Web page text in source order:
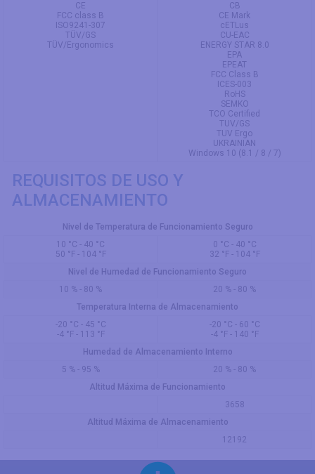
CE
FCC class B
ISO9241-307
TÜV/GS
TÜV/Ergonomics
CB
CE Mark
cETLus
CU-EAC
ENERGY STAR 8.0
EPA
EPEAT
FCC Class B
ICES-003
RoHS
SEMKO
TCO Certified
TUV/GS
TUV Ergo
UKRAINIAN
Windows 10 (8.1 / 8 / 7)
REQUISITOS DE USO Y
ALMACENAMIENTO
Nivel de Temperatura de Funcionamiento Seguro
10 °C - 40 °C
50 °F - 104 °F
0 °C - 40 °C
32 °F - 104 °F
Nivel de Humedad de Funcionamiento Seguro
10 % - 80 %
20 % - 80 %
Temperatura Interna de Almacenamiento
-20 °C - 45 °C
-4 °F - 113 °F
-20 °C - 60 °C
-4 °F - 140 °F
Humedad de Almacenamiento Interno
5 % - 95 %
20 % - 80 %
Altitud Máxima de Funcionamiento
3658
Altitud Máxima de Almacenamiento
12192